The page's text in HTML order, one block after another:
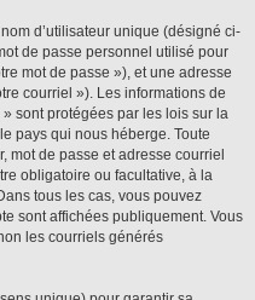
d’utilisateur unique (désigné ci-
de passe personnel utilisé pour
mot de passe »), et une adresse
courriel »). Les informations de
sont protégées par les lois sur la
pays qui nous héberge. Toute
mot de passe et adresse courriel
obligatoire ou facultative, à la
tous les cas, vous pouvez
sont affichées publiquement. Vous
les courriels générés